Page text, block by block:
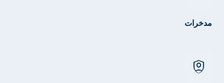
مدخرات
shield_person